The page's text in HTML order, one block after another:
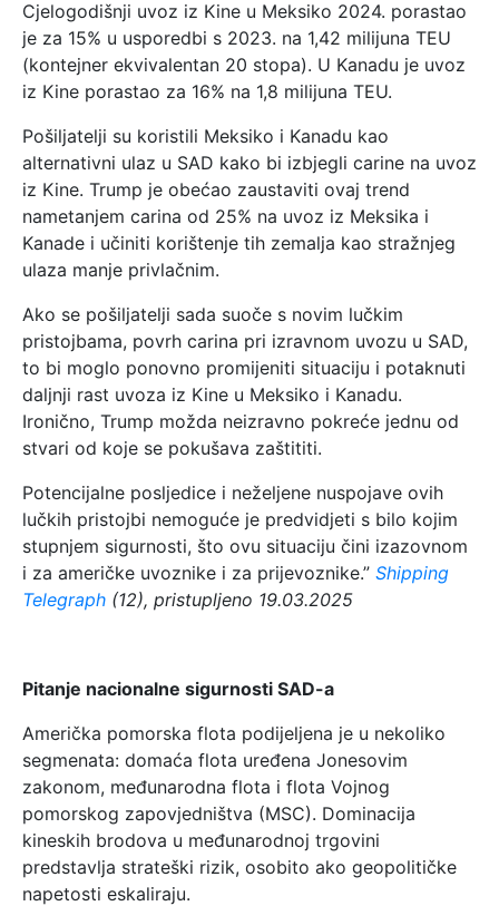
Cjelogodišnji uvoz iz Kine u Meksiko 2024. porastao
je za 15% u usporedbi s 2023. na 1,42 milijuna TEU
(kontejner ekvivalentan 20 stopa). U Kanadu je uvoz
iz Kine porastao za 16% na 1,8 milijuna TEU.
Pošiljatelji su koristili Meksiko i Kanadu kao
alternativni ulaz u SAD kako bi izbjegli carine na uvoz
iz Kine. Trump je obećao zaustaviti ovaj trend
nametanjem carina od 25% na uvoz iz Meksika i
Kanade i učiniti korištenje tih zemalja kao stražnjeg
ulaza manje privlačnim.
Ako se pošiljatelji sada suoče s novim lučkim
pristojbama, povrh carina pri izravnom uvozu u SAD,
to bi moglo ponovno promijeniti situaciju i potaknuti
daljnji rast uvoza iz Kine u Meksiko i Kanadu.
Ironično, Trump možda neizravno pokreće jednu od
stvari od koje se pokušava zaštititi.
Potencijalne posljedice i neželjene nuspojave ovih
lučkih pristojbi nemoguće je predvidjeti s bilo kojim
stupnjem sigurnosti, što ovu situaciju čini izazovnom
i za američke uvoznike i za prijevoznike.” Shipping
Telegraph (12), pristupljeno 19.03.2025
Pitanje nacionalne sigurnosti SAD-a
Američka pomorska flota podijeljena je u nekoliko
segmenata: domaća flota uređena Jonesovim
zakonom, međunarodna flota i flota Vojnog
pomorskog zapovjedništva (MSC). Dominacija
kineskih brodova u međunarodnoj trgovini
predstavlja strateški rizik, osobito ako geopolitičke
napetosti eskaliraju.